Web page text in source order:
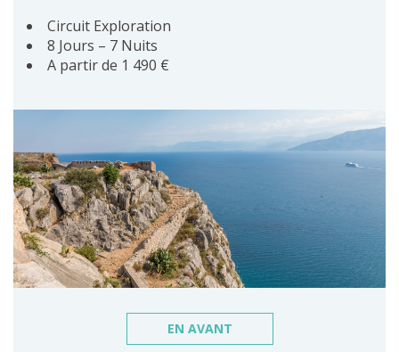
Circuit Exploration
8 Jours – 7 Nuits
A partir de 1 490 €
EN AVANT